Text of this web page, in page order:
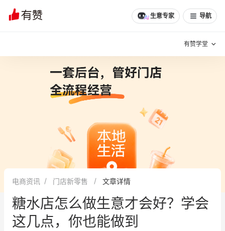
生意专家 导航
有赞学堂
增长方法
有赞专家说
新零售最佳实践
面对面聊增长
新零售大会 新零售茶会
文章 问诊 分享
电商资讯 门店新零售 文章详情
糖水店怎么做生意才会好？学会
这几点，你也能做到